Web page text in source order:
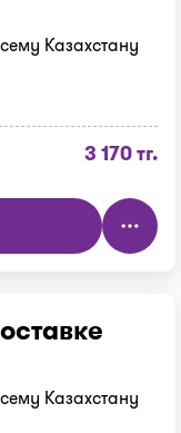
Казахстану
3 170 тг.
Казахстану